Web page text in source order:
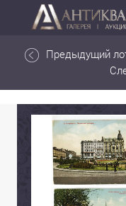
Предыдущий